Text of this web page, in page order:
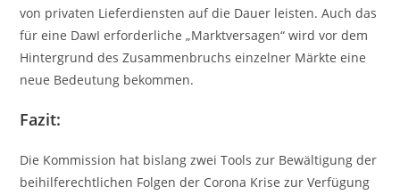
von privaten Lieferdiensten auf die Dauer leisten. Auch das
für eine DawI erforderliche „Marktversagen“ wird vor dem
Hintergrund des Zusammenbruchs einzelner Märkte eine
neue Bedeutung bekommen.
Fazit:
Die Kommission hat bislang zwei Tools zur Bewältigung der
beihilferechtlichen Folgen der Corona Krise zur Verfügung